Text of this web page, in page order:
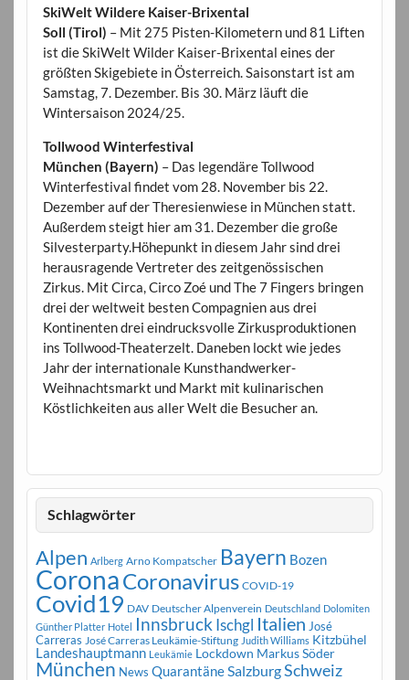
SkiWelt Wildere Kaiser-Brixental
Soll (Tirol) – Mit 275 Pisten-Kilometern und 81 Liften
ist die SkiWelt Wilder Kaiser-Brixental eines der
größten Skigebiete in Österreich. Saisonstart ist am
Samstag, 7. Dezember. Bis 30. März läuft die
Wintersaison 2024/25.
Tollwood Winterfestival
München (Bayern) – Das legendäre Tollwood
Winterfestival findet vom 28. November bis 22.
Dezember auf der Theresienwiese in München statt.
Außerdem steigt hier am 31. Dezember die große
Silvesterparty.Höhepunkt in diesem Jahr sind drei
herausragende Vertreter des zeitgenössischen
Zirkus. Mit Circa, Circo Zoé und The 7 Fingers bringen
drei der weltweit besten Compagnien aus drei
Kontinenten drei eindrucksvolle Zirkusproduktionen
ins Tollwood-Theaterzelt. Daneben lockt wie jedes
Jahr der internationale Kunsthandwerker-
Weihnachtsmarkt und Markt mit kulinarischen
Köstlichkeiten aus aller Welt die Besucher an.
Schlagwörter
Alpen Arlberg Arno Kompatscher Bayern Bozen
CoronaCoronavirus COVID-19
Covid19 DAV Deutscher Alpenverein Deutschland Dolomiten
Günther Platter Hotel Innsbruck Ischgl Italien José
Carreras José Carreras Leukämie-Stiftung Judith Williams Kitzbühel
Landeshauptmann Leukämie Lockdown Markus Söder
München News QuarantäneSalzburgSchweiz